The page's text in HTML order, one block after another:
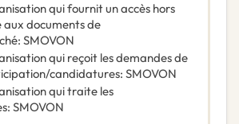
qui fournit un accès hors
aux documents de
: SMOVON
qui reçoit les demandes de
candidatures: SMOVON
qui traite les
: SMOVON